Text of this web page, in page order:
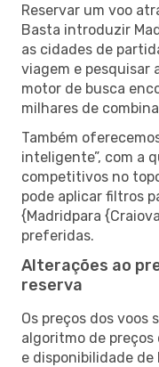
Reservar um voo
Basta introduzir
as cidades de
viagem e pesquisar
motor de busca
milhares de
Também
inteligente”, com a
competitivos no
pode aplicar filtros
{Madridpara
preferidas.
Alterações ao
reserva
Os preços dos voos
algoritmo de preços
e disponibilidade